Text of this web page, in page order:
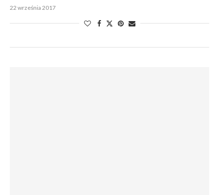
22 września 2017